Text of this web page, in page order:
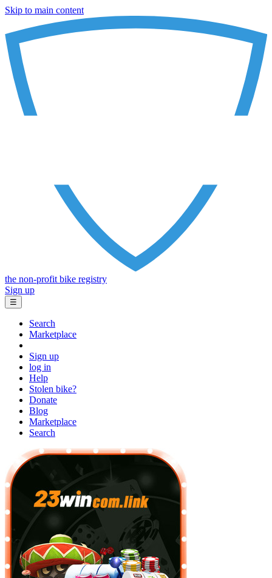
Skip to main content
the non-profit bike registry
Sign up
☰
Search
Marketplace
Sign up
log in
Help
Stolen bike?
Donate
Blog
Marketplace
Search